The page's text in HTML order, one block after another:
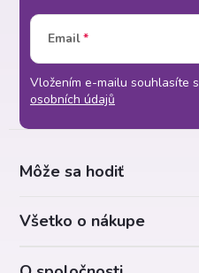
e
p
v
k
v
Email
Vložením e-mailu souhlasíte s
osobních údajů
Môže sa hodiť
Všetko o nákupe